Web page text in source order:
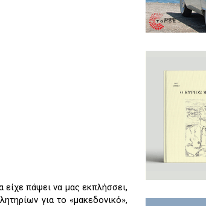
πάψει να μας εκπλήσσει,
για το «μακεδονικό»,